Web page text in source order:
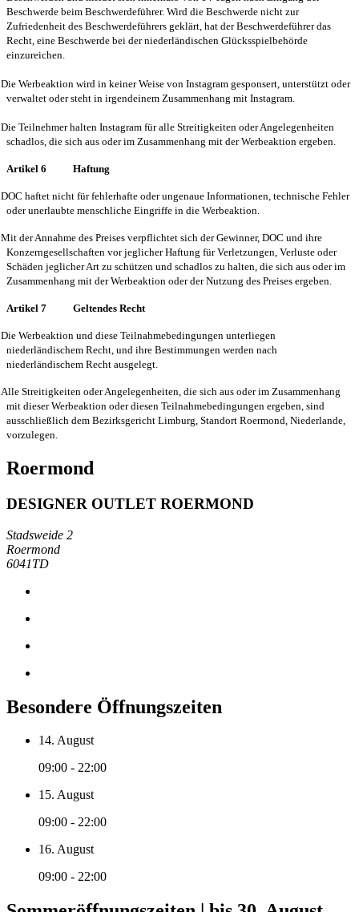
Beschwerde beim Beschwerdeführer. Wird die Beschwerde nicht zur
Zufriedenheit des Beschwerdeführers geklärt, hat der Beschwerdeführer das
Recht, eine Beschwerde bei der niederländischen Glücksspielbehörde
einzureichen.
Die Werbeaktion wird in keiner Weise von Instagram gesponsert, unterstützt oder
verwaltet oder steht in irgendeinem Zusammenhang mit Instagram.
Die Teilnehmer halten Instagram für alle Streitigkeiten oder Angelegenheiten
schadlos, die sich aus oder im Zusammenhang mit der Werbeaktion ergeben.
Artikel 6 Haftung
DOC haftet nicht für fehlerhafte oder ungenaue Informationen, technische Fehler
oder unerlaubte menschliche Eingriffe in die Werbeaktion.
Mit der Annahme des Preises verpflichtet sich der Gewinner, DOC und ihre
Konzerngesellschaften vor jeglicher Haftung für Verletzungen, Verluste oder
Schäden jeglicher Art zu schützen und schadlos zu halten, die sich aus oder im
Zusammenhang mit der Werbeaktion oder der Nutzung des Preises ergeben.
Artikel 7 Geltendes Recht
Die Werbeaktion und diese Teilnahmebedingungen unterliegen
niederländischem Recht, und ihre Bestimmungen werden nach
niederländischem Recht ausgelegt.
Alle Streitigkeiten oder Angelegenheiten, die sich aus oder im Zusammenhang
mit dieser Werbeaktion oder diesen Teilnahmebedingungen ergeben, sind
ausschließlich dem Bezirksgericht Limburg, Standort Roermond, Niederlande,
vorzulegen.
Roermond
DESIGNER OUTLET ROERMOND
Stadsweide 2
Roermond
6041TD
Besondere Öffnungszeiten
14. August
09:00 - 22:00
15. August
09:00 - 22:00
16. August
09:00 - 22:00